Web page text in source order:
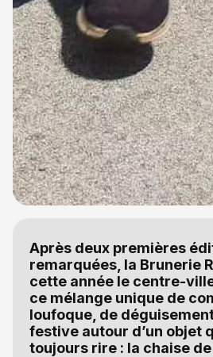
Après deux premières
remarquées, la Brunerie
cette année le centre-
ce mélange unique de
loufoque, de
festive autour d’un objet
toujours rire : la chaise